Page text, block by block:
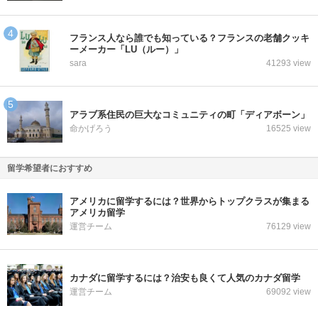
フランス人なら誰でも知っている？フランスの老舗クッキ
ーメーカー「LU（ルー）」
sara 41293 view
アラブ系住民の巨大なコミュニティの町「ディアボーン」
命かげろう 16525 view
留学希望者におすすめ
アメリカに留学するには？世界からトップクラスが集まる
アメリカ留学
運営チーム 76129 view
カナダに留学するには？治安も良くて人気のカナダ留学
運営チーム 69092 view